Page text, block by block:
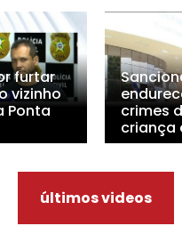
furtar
vizinho
Ponta
crimes
criança
últimos videos